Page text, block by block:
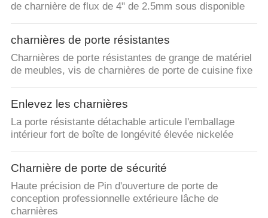
de charnière de flux de 4" de 2.5mm sous disponible
charnières de porte résistantes
Charnières de porte résistantes de grange de matériel
de meubles, vis de charnières de porte de cuisine fixe
Enlevez les charnières
La porte résistante détachable articule l'emballage
intérieur fort de boîte de longévité élevée nickelée
Charnière de porte de sécurité
Haute précision de Pin d'ouverture de porte de
conception professionnelle extérieure lâche de
charnières